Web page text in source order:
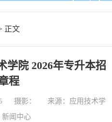
正文
学院 2026年专升本招
程
摄影：
来源：应用技术学
新闻中心